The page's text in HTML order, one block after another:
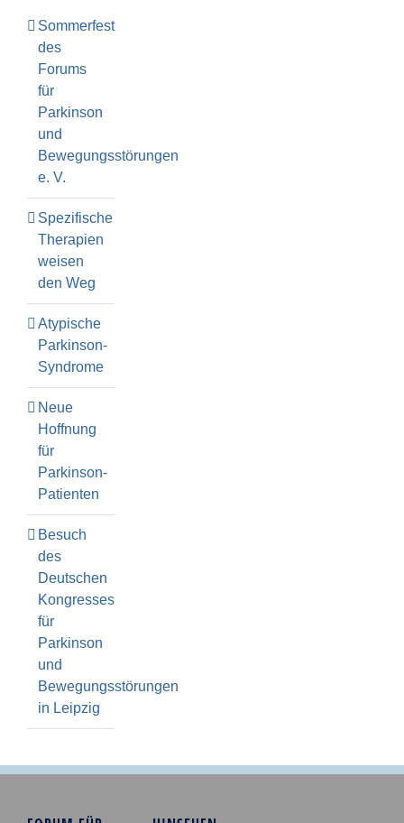
Sommerfest
des
Forums
für
Parkinson
und
Bewegungsstörungen
e. V.
Spezifische
Therapien
weisen
den Weg
Atypische
Parkinson-
Syndrome
Neue
Hoffnung
für
Parkinson-
Patienten
Besuch
des
Deutschen
Kongresses
für
Parkinson
und
Bewegungsstörungen
in Leipzig